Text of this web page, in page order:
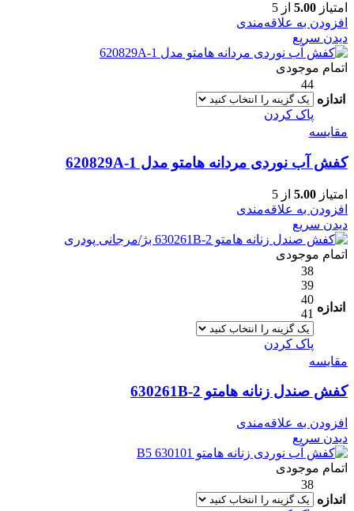
امتیاز 5.00 از 5
افزودن به علاقه‌مندی
دیدن سریع
اتمام موجودی
اندازه
44
پاک کردن
مقایسه
کفش آب نوردی مردانه هامتو مدل 620829A-1
امتیاز 5.00 از 5
افزودن به علاقه‌مندی
دیدن سریع
اتمام موجودی
اندازه
38
39
40
41
پاک کردن
مقایسه
کفش صندل زنانه هامتو 630261B-2
افزودن به علاقه‌مندی
دیدن سریع
اتمام موجودی
اندازه
38